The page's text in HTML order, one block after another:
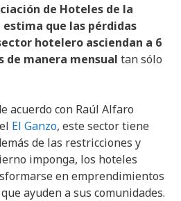
de Hoteles de la
estima que las pérdidas
hotelero asciendan a 6
de manera mensual tan sólo
acuerdo con Raúl Alfaro
El Ganzo, este sector tiene
de las restricciones y
imponga, los hoteles
en emprendimientos
ayuden a sus comunidades.